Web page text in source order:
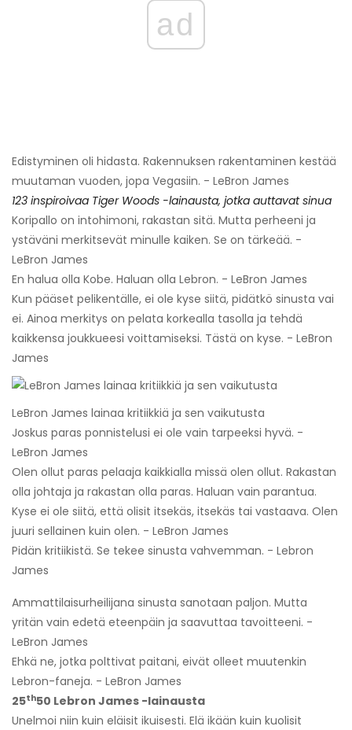
ad
Edistyminen oli hidasta. Rakennuksen rakentaminen kestää
muutaman vuoden, jopa Vegasiin. - LeBron James
123 inspiroivaa Tiger Woods -lainausta, jotka auttavat sinua
Koripallo on intohimoni, rakastan sitä. Mutta perheeni ja
ystäväni merkitsevät minulle kaiken. Se on tärkeää. -
LeBron James
En halua olla Kobe. Haluan olla Lebron. - LeBron James
Kun pääset pelikentälle, ei ole kyse siitä, pidätkö sinusta vai
ei. Ainoa merkitys on pelata korkealla tasolla ja tehdä
kaikkensa joukkueesi voittamiseksi. Tästä on kyse. - LeBron
James
LeBron James lainaa kritiikkiä ja sen vaikutusta
Joskus paras ponnistelusi ei ole vain tarpeeksi hyvä. -
LeBron James
Olen ollut paras pelaaja kaikkialla missä olen ollut. Rakastan
olla johtaja ja rakastan olla paras. Haluan vain parantua.
Kyse ei ole siitä, että olisit itsekäs, itsekäs tai vastaava. Olen
juuri sellainen kuin olen. - LeBron James
Pidän kritiikistä. Se tekee sinusta vahvemman. - Lebron
James
Ammattilaisurheilijana sinusta sanotaan paljon. Mutta
yritän vain edetä eteenpäin ja saavuttaa tavoitteeni. -
LeBron James
Ehkä ne, jotka polttivat paitani, eivät olleet muutenkin
Lebron-faneja. - LeBron James
25th50 Lebron James -lainausta
Unelmoi niin kuin eläisit ikuisesti. Elä ikään kuin kuolisit